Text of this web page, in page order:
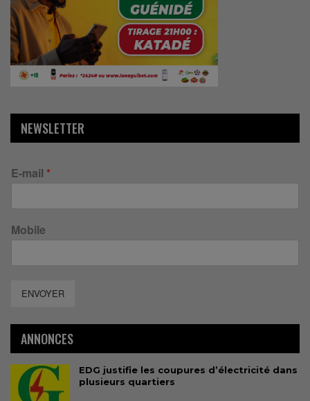
NEWSLETTER
E-mail *
Mobile
ENVOYER
ANNONCES
EDG justifie les coupures d’électricité dans
plusieurs quartiers